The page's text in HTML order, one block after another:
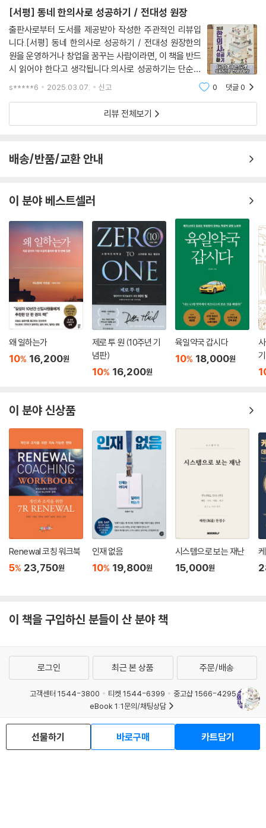
[서평] 동네 한의사로 성공하기 / 전대성 원장
출판사로부터 도서를 제공받아 작성한 주관적인 리뷰입
니다.[서평] 동네 한의사로 성공하기 / 전대성 원장한의
원을 운영하거나 창업을 꿈꾸는 사람이라면, 이 책을 반드
시 읽어야 한다고 생각됩니다.의사로 성공하기는 단순한
의료 지식이 아닌, 한의원 운영의 핵심 전략과 노하우를
브랜딩을 강조하며, 환자와의 관계 형성이
s*****6 2025.03.07. 신고 0 댓글0
리뷰 전체보기
배송/반품/교환 안내
이 분야 베스트셀러
왜 일하는가
10% 16,200원
제로 투 원 (10주년 기
념판)
10% 16,200원
육일약국 갑시다
10% 18,000원
이 분야 신상품
Renewal 코칭 워크북
5% 23,750원
인재 없음
10% 19,800원
시스템으로 보는 재난
15,000원
이 책을 구입하신 분들이 산 분야 책
선물하기 바로구매 카트담기
로그인 최근 본 상품 주문/배송
고객센터 1544-3800 티켓 1544-6399
중고샵 1566-4295
eBook 1:1문의/채팅상담
예스이십사(주) 사업자 정보
이용약관
개인정보처리방침
청소년보호정책